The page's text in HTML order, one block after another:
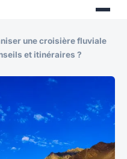
une croisière fluviale
et itinéraires ?